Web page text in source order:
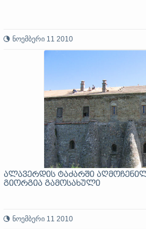
ნოემბერი 11 2010
ალავერდის ტაძარში
გიორგია გამოსახული
ნოემბერი 11 2010